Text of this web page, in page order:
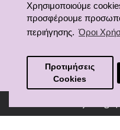
Χρησιμοποιούμε
προσφέρουμε
περιήγησης. Όροι
Προτιμήσεις
Cookies
Αριθμός